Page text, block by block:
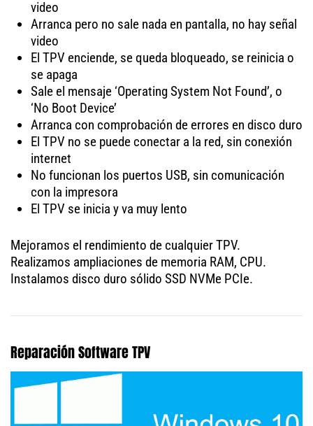
video
Arranca pero no sale nada en pantalla, no hay señal
video
El TPV enciende, se queda bloqueado, se reinicia o
se apaga
Sale el mensaje ‘Operating System Not Found’, o
‘No Boot Device’
Arranca con comprobación de errores en disco duro
El TPV no se puede conectar a la red, sin conexión
internet
No funcionan los puertos USB, sin comunicación
con la impresora
El TPV se inicia y va muy lento
Mejoramos el rendimiento de cualquier TPV.
Realizamos ampliaciones de memoria RAM, CPU.
Instalamos disco duro sólido SSD NVMe PCIe.
Reparación Software TPV